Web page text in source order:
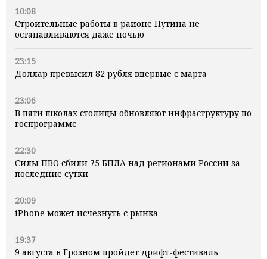
10:08
Строительные работы в районе Путина не
останавливаются даже ночью
23:15
Доллар превысил 82 рубля впервые с марта
23:06
В пяти школах столицы обновляют инфраструктуру по
госпрограмме
22:30
Силы ПВО сбили 75 БПЛА над регионами России за
последние сутки
20:09
iPhone может исчезнуть с рынка
19:37
9 августа в Грозном пройдет дрифт-фестиваль